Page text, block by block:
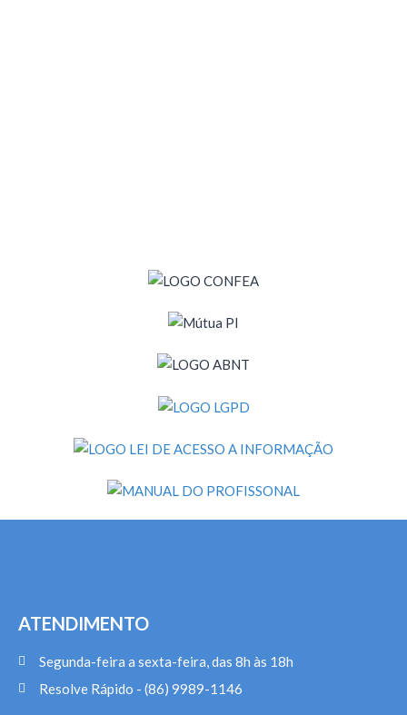
ATENDIMENTO
Segunda-feira a sexta-feira, das 8h às 18h
Resolve Rápido - (86) 9989-1146